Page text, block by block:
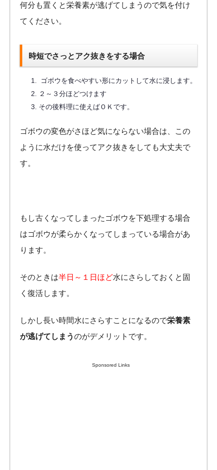
何分も置くと栄養素が逃げてしまうので気を付け
てください。
時短でさっとアク抜きをする場合
ゴボウを食べやすい形にカットして水に浸します。
２～３分ほどつけます
その後料理に使えばＯＫです。
ゴボウの変色がさほど気にならない場合は、この
ように水だけを使ってアク抜きをしても大丈夫で
す。
もし古くなってしまったゴボウを下処理する場合
はゴボウが柔らかくなってしまっている場合があ
ります。
そのときは半日～１日ほど水にさらしておくと固
く復活します。
しかし長い時間水にさらすことになるので栄養素
が逃げてしまうのがデメリットです。
Sponsored Links